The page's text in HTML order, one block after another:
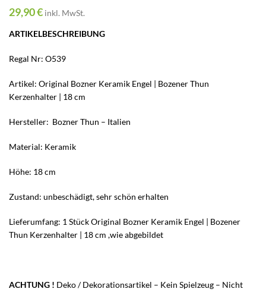
29,90€ inkl. MwSt.
ARTIKELBESCHREIBUNG
Regal Nr: O539
Artikel: Original Bozner Keramik Engel | Bozener Thun
Kerzenhalter | 18 cm
Hersteller: Bozner Thun – Italien
Material: Keramik
Höhe: 18 cm
Zustand: unbeschädigt, sehr schön erhalten
Lieferumfang: 1 Stück Original Bozner Keramik Engel | Bozener
Thun Kerzenhalter | 18 cm ,wie abgebildet
ACHTUNG ! Deko / Dekorationsartikel – Kein Spielzeug – Nicht